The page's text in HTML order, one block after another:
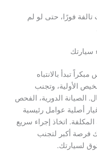
فورًا، حتى لو لم
سيارتك
تبدأ بالانتباه
الأولية، وتجنب
الصيانة الدورية، الفحص
أصلية عوامل رئيسية
اتخاذ إجراء سريع
فرصة أكبر لتجنب
لسيارتك.